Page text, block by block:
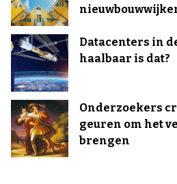
Datacenters in
haalbaar is dat?
Onderzoekers
geuren om het
brengen